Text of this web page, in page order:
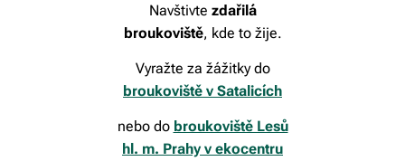
Navštivte zdařilá
broukoviště, kde to žije.
Vyražte za žážitkydo
broukoviště v Satalicích
nebo do broukoviště Lesů
hl. m. Prahy v ekocentru